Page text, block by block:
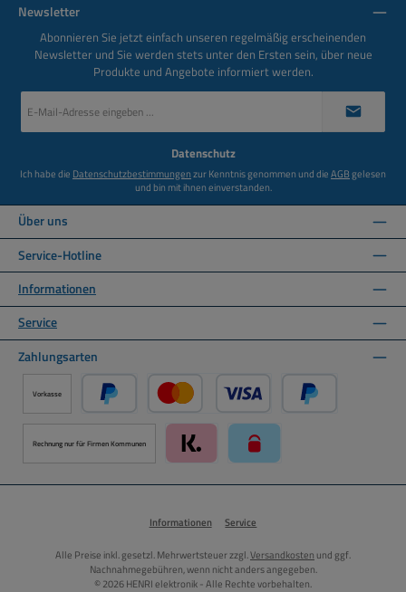
Newsletter
Abonnieren Sie jetzt einfach unseren regelmäßig erscheinenden
Newsletter und Sie werden stets unter den Ersten sein, über neue
Produkte und Angebote informiert werden.
Mail-
Datenschutz
Ich habe die Datenschutzbestimmungenzur Kenntnis genommen und dieAGBgelesen
und bin mit ihnen einverstanden.
Über uns
Service-Hotline
Informationen
Service
Zahlungsarten
Vorkasse
PayPal Kredit- oder Debitkarte über PayPal
Rechnung nur für Firmen Kommunen
Informationen Service
Alle Preise inkl. gesetzl. Mehrwertsteuer zzgl.Versandkosten und ggf.
Nachnahmegebühren, wenn nicht anders angegeben.
© 2026 HENRI elektronik - Alle Rechte vorbehalten.